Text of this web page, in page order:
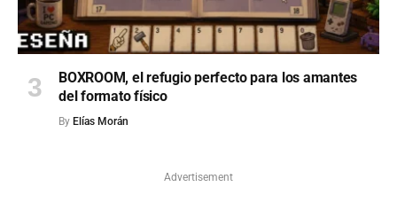
BOXROOM, el refugio perfecto para los amantes
del formato físico
By Elías Morán
Advertisement